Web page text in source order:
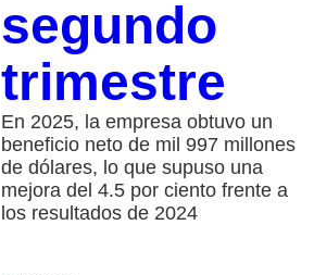
segundo
trimestre
En 2025, la empresa obtuvo un
beneficio neto de mil 997 millones
de dólares, lo que supuso una
mejora del 4.5 por ciento frente a
los resultados de 2024